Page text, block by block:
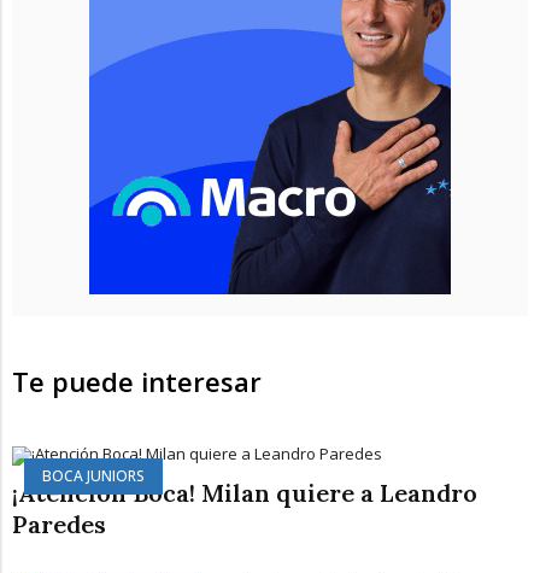
Te puede interesar
BOCA JUNIORS
¡Atención Boca! Milan quiere a Leandro
Paredes